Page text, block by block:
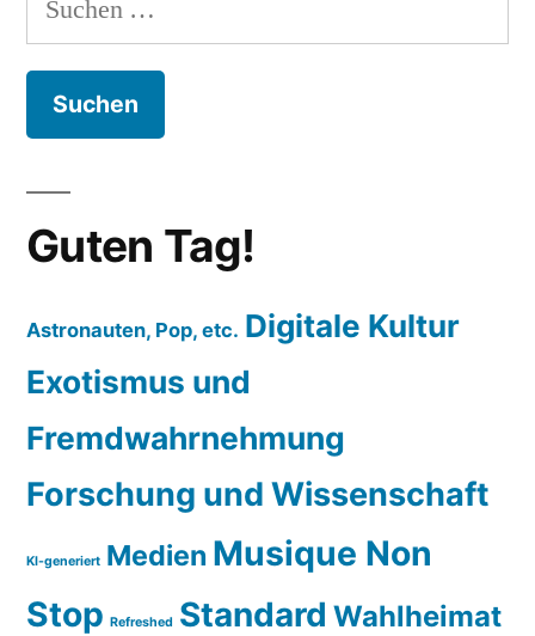
nach:
Guten Tag!
Astronauten, Pop, etc. Digitale Kultur
Exotismus und
Fremdwahrnehmung
Forschung und Wissenschaft
KI-generiert Medien Musique Non
Stop Refreshed Standard Wahlheimat